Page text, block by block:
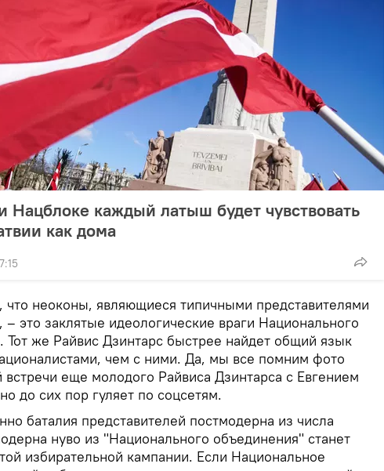
Нацблоке каждый латыш будет чувствовать
как дома
что неоконы, являющиеся типичными представителями
– это заклятые идеологические враги Национального
Тот же Райвис Дзинтарс быстрее найдет общий язык
чем с ними. Да, мы все помним фото
встречи еще молодого Райвиса Дзинтарса с Евгением
до сих пор гуляет по соцсетям.
баталия представителей постмодерна из числа
нуво из "Национального объединения" станет
избирательной кампании. Если Национальное